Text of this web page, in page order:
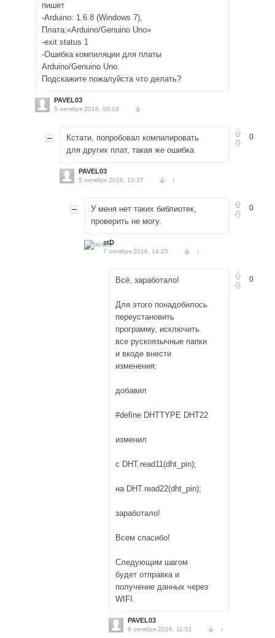
пишет
-Arduino: 1.6.8 (Windows 7),
Плата:«Arduino/Genuino Uno»
-exit status 1
-Ошибка компиляции для платы
Arduino/Genuino Uno.
Подскажите пожалуйста что делать?
PAVEL03
5 октября 2016, 09:19
0
Кстати, попробовал компилировать
для других плат, такая же ошибка
PAVEL03
5 октября 2016, 10:37 ↑
0
У меня нет таких библиотек,
проверить не могу.
stD
7 октября 2016, 14:25 ↑
0
Всё, заработало!
Для этого понадобилось
переустановить
программу, исключить
все рускоязычные папки
и вкоде внести
изменения:
добавил
#define DHTTYPE DHT22
изменил
с DHT.read11(dht_pin);
на DHT.read22(dht_pin);
заработало!
Всем спасибо!
Следующим шагом
будет отправка и
получение данных через
WIFI.
PAVEL03
8 октября 2016, 11:51 ↑